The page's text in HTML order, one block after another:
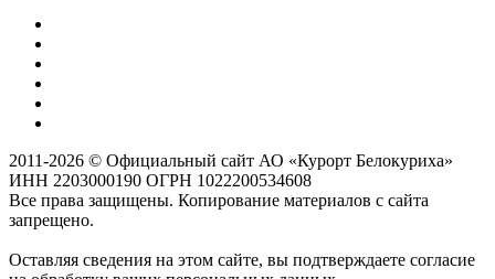
2011-2026 © Официальный сайт АО «Курорт Белокуриха»
ИНН 2203000190 ОГРН 1022200534608
Все права защищены. Копирование материалов с сайта
запрещено.
Оставляя сведения на этом сайте, вы подтверждаете согласие